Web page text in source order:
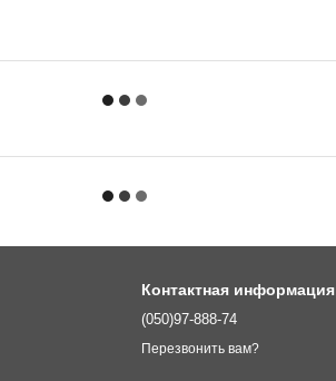
Контактная информация
(050)97-888-74
Перезвонить вам?